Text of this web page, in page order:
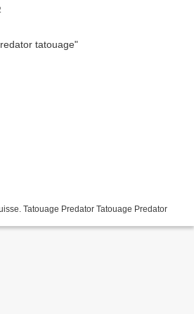
Tatouage Predator Tatouage Predator